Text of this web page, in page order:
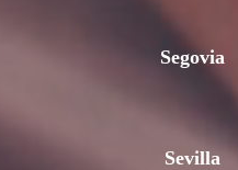
Segovia
Sevilla